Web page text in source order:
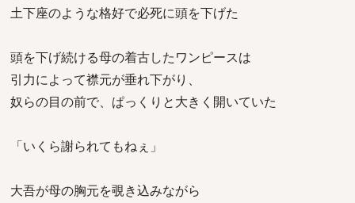
土下座のような格好で必死に頭を下げた
頭を下げ続ける母の着古したワンピースは
引力によって襟元が垂れ下がり、
奴らの目の前で、ぱっくりと大きく開いていた
「いくら謝られてもねぇ」
大吾が母の胸元を覗き込みながら